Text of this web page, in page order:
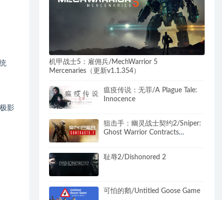
影
机甲战士5：雇佣兵/MechWarrior 5
Mercenaries（更新v1.1.354）
瘟疫传说：无罪/A Plague Tale:
Innocence
狙击手：幽灵战士契约2/Sniper:
Ghost Warrior Contracts
耻辱2/Dishonored 2
可怕的鹅/Untitled Goose Game